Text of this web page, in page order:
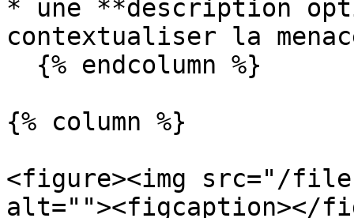
* une **description
contextualiser la
{% column %}
<figure><img src="/
alt=""><figcaption></